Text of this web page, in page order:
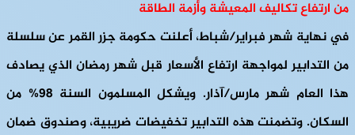
من ارتفاع تكاليف المعيشة وأزمة الطاقة
في نهاية شهر فبراير/شباط، أعلنت حكومة جزر القمر عن سلسلة
من التدابير لمواجهة ارتفاع الأسعار قبل شهر رمضان الذي يصادف
هذا العام شهر مارس/آذار. ويشكل المسلمون السنة 98% من
السكان. وتضمنت هذه التدابير تخفيضات ضريبية، وصندوق ضمان